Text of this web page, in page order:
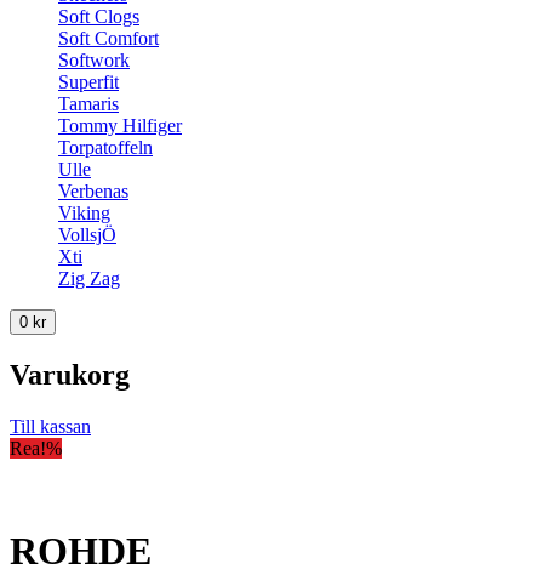
Soft Clogs
Soft Comfort
Softwork
Superfit
Tamaris
Tommy Hilfiger
Torpatoffeln
Ulle
Verbenas
Viking
VollsjÖ
Xti
Zig Zag
0 kr
Varukorg
Till kassan
Rea!%
ROHDE